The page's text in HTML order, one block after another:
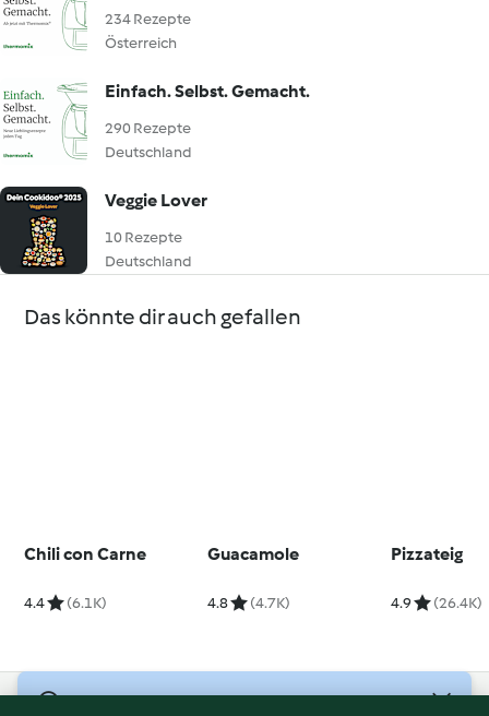
234 Rezepte
Österreich
Einfach. Selbst. Gemacht.
290 Rezepte
Deutschland
Veggie Lover
10 Rezepte
Deutschland
Das könnte dir auch gefallen
Chili con Carne
4.4 (6.1K)
Guacamole
4.8 (4.7K)
Pizzateig
4.9 (26.4K)